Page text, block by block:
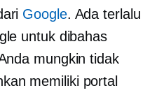
Google. Ada terlalu
untuk dibahas
mungkin tidak
memiliki portal